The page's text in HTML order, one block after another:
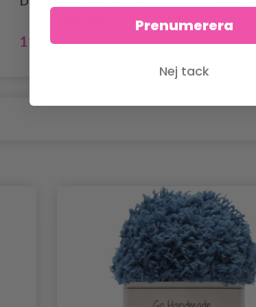
117.90 SEK157.90 SEK Pris
Prenumerera
Nej tack